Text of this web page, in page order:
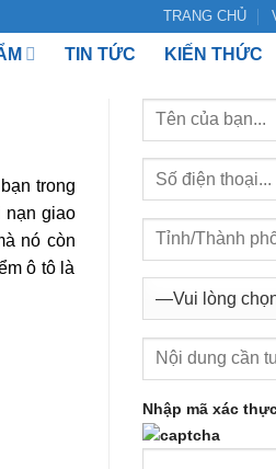
TRANG CHỦ
TIN TỨC KIẾN THỨC
trong
nạn giao
nó còn
ô tô là
Nhập mã xác